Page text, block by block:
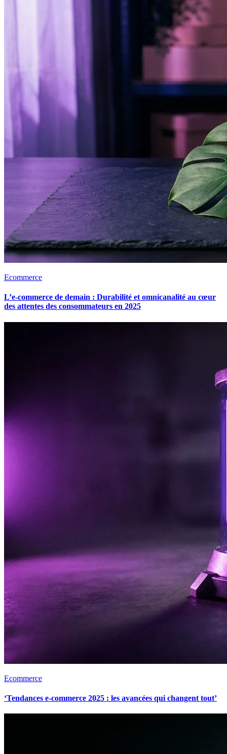
Ecommerce
L’e-commerce de demain : Durabilité et omnicanalité au cœur
des attentes des consommateurs en 2025
Ecommerce
‘Tendances e-commerce 2025 : les avancées qui changent tout’